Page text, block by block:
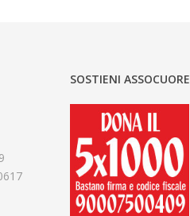
SOSTIENI ASSOCUORE